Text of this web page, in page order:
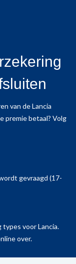
van de Lancia
premie betaal? Volg
gevraagd (17-
types voor Lancia.
over.